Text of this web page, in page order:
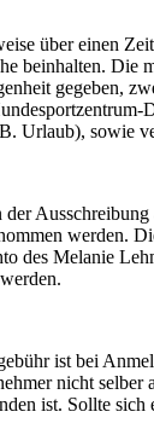
über einen
beinhalten. Die
gegeben,
Urlaub), sowie
werden.
des Melanie
ist bei
nicht selber
ist. Sollte